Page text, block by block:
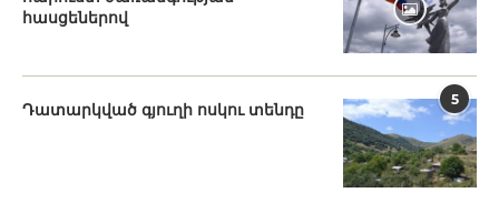
հասցեներով
5
Դատարկված գյուղի ոսկու տենդը